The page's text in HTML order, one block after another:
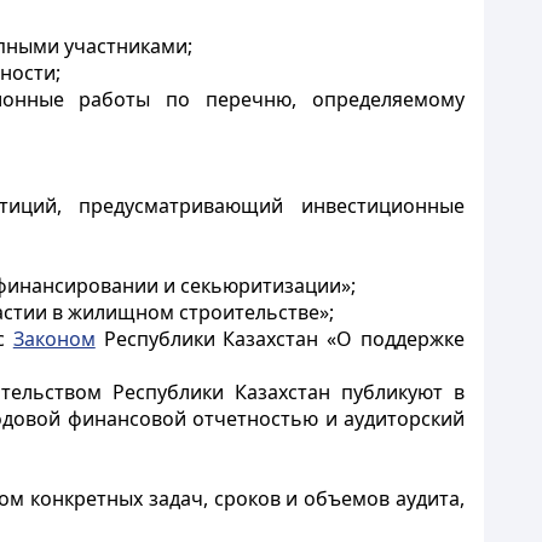
участниками;
работы по перечню, определяемому
предусматривающий инвестиционные
и секьюритизации»;
в жилищном строительстве»;
Законом Республики Казахстан «О поддержке
Республики Казахстан публикуют в
финансовой отчетностью и аудиторский
конкретных задач, сроков и объемов аудита,